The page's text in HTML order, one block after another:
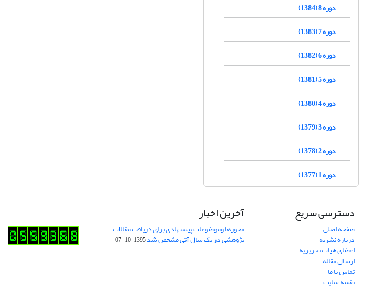
دوره 8 (1384)
دوره 7 (1383)
دوره 6 (1382)
دوره 5 (1381)
دوره 4 (1380)
دوره 3 (1379)
دوره 2 (1378)
دوره 1 (1377)
دسترسی سریع
صفحه اصلی
درباره نشریه
اعضای هیات تحریریه
ارسال مقاله
تماس با ما
نقشه سایت
آخرین اخبار
محورها وموضوعات پیشنهادی برای دریافت مقالات
پژوهشی در یک سال آتی مشخص شد1395-10-07